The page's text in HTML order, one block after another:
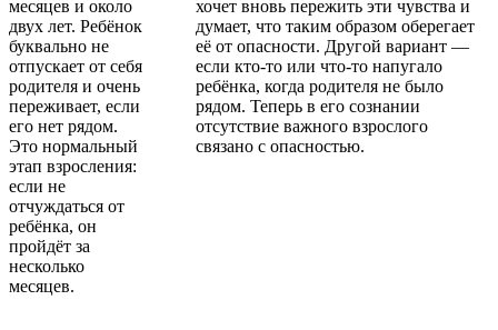
месяцев и около
двух лет. Ребёнок
буквально не
отпускает от себя
родителя и очень
переживает, если
его нет рядом.
Это нормальный
этап взросления:
если не
отчуждаться от
ребёнка, он
пройдёт за
несколько
месяцев.
хочет вновь пережить эти чувства и
думает, что таким образом оберегает
её от опасности. Другой вариант —
если кто-то или что-то напугало
ребёнка, когда родителя не было
рядом. Теперь в его сознании
отсутствие важного взрослого
связано с опасностью.